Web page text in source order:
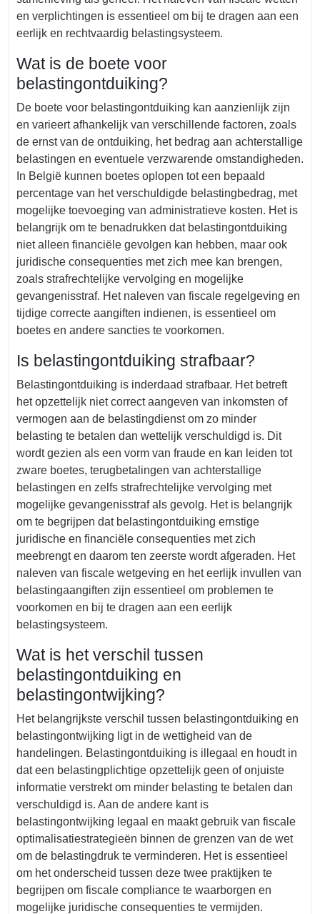
en verplichtingen is essentieel om bij te dragen aan een
eerlijk en rechtvaardig belastingsysteem.
Wat is de boete voor
belastingontduiking?
De boete voor belastingontduiking kan aanzienlijk zijn
en varieert afhankelijk van verschillende factoren, zoals
de ernst van de ontduiking, het bedrag aan achterstallige
belastingen en eventuele verzwarende omstandigheden.
In België kunnen boetes oplopen tot een bepaald
percentage van het verschuldigde belastingbedrag, met
mogelijke toevoeging van administratieve kosten. Het is
belangrijk om te benadrukken dat belastingontduiking
niet alleen financiële gevolgen kan hebben, maar ook
juridische consequenties met zich mee kan brengen,
zoals strafrechtelijke vervolging en mogelijke
gevangenisstraf. Het naleven van fiscale regelgeving en
tijdige correcte aangiften indienen, is essentieel om
boetes en andere sancties te voorkomen.
Is belastingontduiking strafbaar?
Belastingontduiking is inderdaad strafbaar. Het betreft
het opzettelijk niet correct aangeven van inkomsten of
vermogen aan de belastingdienst om zo minder
belasting te betalen dan wettelijk verschuldigd is. Dit
wordt gezien als een vorm van fraude en kan leiden tot
zware boetes, terugbetalingen van achterstallige
belastingen en zelfs strafrechtelijke vervolging met
mogelijke gevangenisstraf als gevolg. Het is belangrijk
om te begrijpen dat belastingontduiking ernstige
juridische en financiële consequenties met zich
meebrengt en daarom ten zeerste wordt afgeraden. Het
naleven van fiscale wetgeving en het eerlijk invullen van
belastingaangiften zijn essentieel om problemen te
voorkomen en bij te dragen aan een eerlijk
belastingsysteem.
Wat is het verschil tussen
belastingontduiking en
belastingontwijking?
Het belangrijkste verschil tussen belastingontduiking en
belastingontwijking ligt in de wettigheid van de
handelingen. Belastingontduiking is illegaal en houdt in
dat een belastingplichtige opzettelijk geen of onjuiste
informatie verstrekt om minder belasting te betalen dan
verschuldigd is. Aan de andere kant is
belastingontwijking legaal en maakt gebruik van fiscale
optimalisatiestrategieën binnen de grenzen van de wet
om de belastingdruk te verminderen. Het is essentieel
om het onderscheid tussen deze twee praktijken te
begrijpen om fiscale compliance te waarborgen en
mogelijke juridische consequenties te vermijden.